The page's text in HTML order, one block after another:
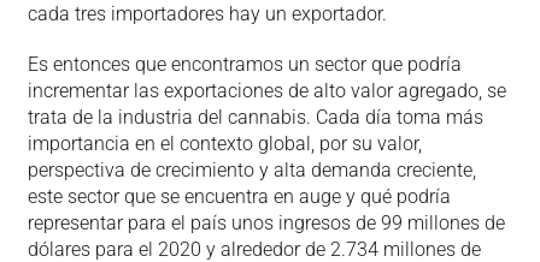
cada tres importadores hay un exportador.
Es entonces que encontramos un sector que podría
incrementar las exportaciones de alto valor agregado, se
trata de la industria del cannabis. Cada día toma más
importancia en el contexto global, por su valor,
perspectiva de crecimiento y alta demanda creciente,
este sector que se encuentra en auge y qué podría
representar para el país unos ingresos de 99 millones de
dólares para el 2020 y alrededor de 2.734 millones de